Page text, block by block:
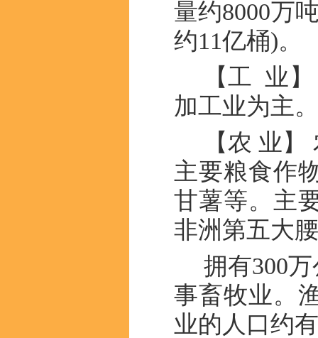
量约8000万
约11亿桶)。
【工 业
加工业为主。
【农 业
主要粮食作
甘薯等。主
非洲第五大
拥有300
事畜牧业。
业的人口约